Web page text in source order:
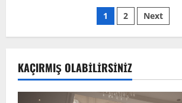
MERMER
DOĞAL
REHBERİ
Yazı
sayfalaması
1 2 Next
KAÇIRMIŞ OLABILIRSINIZ